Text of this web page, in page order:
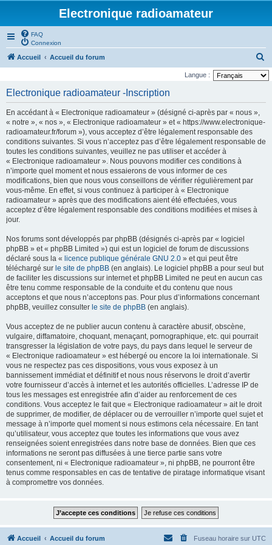
Electronique radioamateur
FAQ
Connexion
Accueil Accueil du forum
e
Langue :
Electronique radioamateur -Inscription
En accédant à « Electronique radioamateur » (désigné ci-après par « nous »,
« notre », « nos », « Electronique radioamateur » et « https://www.electronique-
radioamateur.fr/forum »), vous acceptez d’être légalement responsable des
conditions suivantes. Si vous n’acceptez pas d’être légalement responsable de
toutes les conditions suivantes, veuillez ne pas utiliser et accéder à
« Electronique radioamateur ». Nous pouvons modifier ces conditions à
n’importe quel moment et nous essaierons de vous informer de ces
modifications, bien que nous vous conseillons de vérifier régulièrement par
vous-même. En effet, si vous continuez à participer à « Electronique
radioamateur » après que des modifications aient été effectuées, vous
acceptez d’être légalement responsable des conditions modifiées et mises à
jour.
Nos forums sont développés par phpBB (désignés ci-après par « logiciel
phpBB » et « phpBB Limited ») qui est un logiciel de forum de discussions
déclaré sous la « licence publique générale GNU 2.0 » et qui peut être
téléchargé sur le site de phpBB (en anglais). Le logiciel phpBB a pour seul but
de faciliter les discussions sur internet et phpBB Limited ne peut en aucun cas
être tenu comme responsable de la conduite et du contenu que nous
acceptons et que nous n’acceptons pas. Pour plus d’informations concernant
phpBB, veuillez consulter le site de phpBB (en anglais).
Vous acceptez de ne publier aucun contenu à caractère abusif, obscène,
vulgaire, diffamatoire, choquant, menaçant, pornographique, etc. qui pourrait
transgresser la législation de votre pays, du pays dans lequel le serveur de
« Electronique radioamateur » est hébergé ou encore la loi internationale. Si
vous ne respectez pas ces dispositions, vous vous exposez à un
bannissement immédiat et définitif et nous nous réservons le droit d’avertir
votre fournisseur d’accès à internet et les autorités officielles. L’adresse IP de
tous les messages est enregistrée afin d’aider au renforcement de ces
conditions. Vous acceptez le fait que « Electronique radioamateur » ait le droit
de supprimer, de modifier, de déplacer ou de verrouiller n’importe quel sujet et
message à n’importe quel moment si nous estimons cela nécessaire. En tant
qu’utilisateur, vous acceptez que toutes les informations que vous avez
renseignées soient enregistrées dans notre base de données. Bien que ces
informations ne seront pas diffusées à une tierce partie sans votre
consentement, ni « Electronique radioamateur », ni phpBB, ne pourront être
tenus comme responsables en cas de tentative de piratage informatique visant
à compromettre vos données.
Accueil Accueil du forum Fuseau horaire sur UTC